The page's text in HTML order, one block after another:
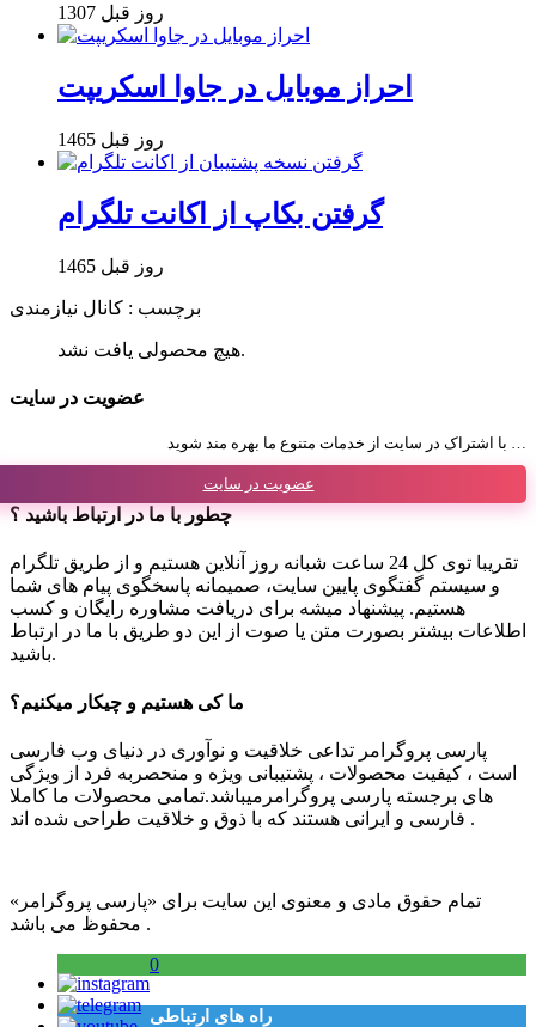
1307 روز قبل
احراز موبایل در جاوا اسکریپت
1465 روز قبل
گرفتن بکاپ از اکانت تلگرام
1465 روز قبل
برچسب : کانال نیازمندی
هیچ محصولی یافت نشد.
عضویت در سایت
با اشتراک در سایت از خدمات متنوع ما بهره مند شوید …
عضویت در سایت
چطور با ما در ارتباط باشید ؟
تقریبا توی کل 24 ساعت شبانه روز آنلاین هستیم و از طریق تلگرام
و سیستم گفتگوی پایین سایت، صمیمانه پاسخگوی پیام های شما
هستیم. پیشنهاد میشه برای دریافت مشاوره رایگان و کسب
اطلاعات بیشتر بصورت متن یا صوت از این دو طریق با ما در ارتباط
باشید.
ما کی هستیم و چیکار میکنیم؟
پارسی پروگرامر تداعی خلاقیت و نوآوری در دنیای وب فارسی
است ، کیفیت محصولات ، پشتیبانی ویژه و منحصربه فرد از ویژگی
های برجسته پارسی پروگرامرمیباشد.تمامی محصولات ما کاملا
فارسی و ایرانی هستند که با ذوق و خلاقیت طراحی شده اند .
تمام حقوق مادی و معنوی این سایت برای «پارسی پروگرامر»
محفوظ می باشد .
0
راه های ارتباطی